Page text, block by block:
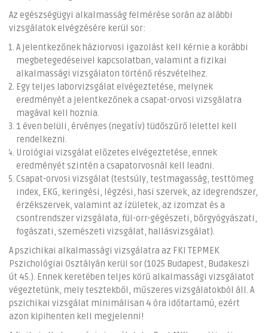
Az egészségügyi alkalmasság felmérése során az alábbi
vizsgálatok elvégzésére kerül sor:
A jelentkezőnek háziorvosi igazolást kell kérnie a korábbi
megbetegedéseivel kapcsolatban, valamint a fizikai
alkalmassági vizsgálaton történő részvételhez.
Egy teljes laborvizsgálat elvégeztetése, melynek
eredményét a jelentkezőnek a csapat-orvosi vizsgálatra
magával kell hoznia.
1 éven belüli, érvényes (negatív) tüdőszűrő lelettel kell
rendelkezni.
Urológiai vizsgálat előzetes elvégeztetése, ennek
eredményét szintén a csapatorvosnál kell leadni.
Csapat-orvosi vizsgálat (testsúly, testmagasság, testtömeg
index, EKG, keringési, légzési, hasi szervek, az idegrendszer,
érzékszervek, valamint az ízületek, az izomzat és a
csontrendszer vizsgálata, fül-orr-gégészeti, bőrgyógyászati,
fogászati, szemészeti vizsgálat, hallásvizsgálat).
A pszichikai alkalmassági vizsgálatra az FKI TEPMEK
Pszichológiai Osztályán kerül sor (1025 Budapest, Budakeszi
út 45.). Ennek keretében teljes körű alkalmassági vizsgálatot
végeztetünk, mely tesztekből, műszeres vizsgálatokból áll. A
pszichikai vizsgálat minimálisan 4 óra időtartamú, ezért
azon kipihenten kell megjelenni!